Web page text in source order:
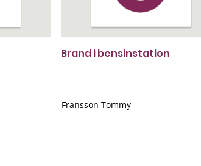
Brand i bensinstation
Fransson Tommy